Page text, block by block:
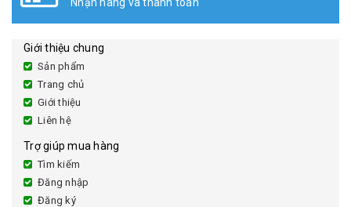
Giới thiệu chung
Sản phẩm
Trang chủ
Giới thiệu
Liên hệ
Trợ giúp mua hàng
Tìm kiếm
Đăng nhập
Đăng ký